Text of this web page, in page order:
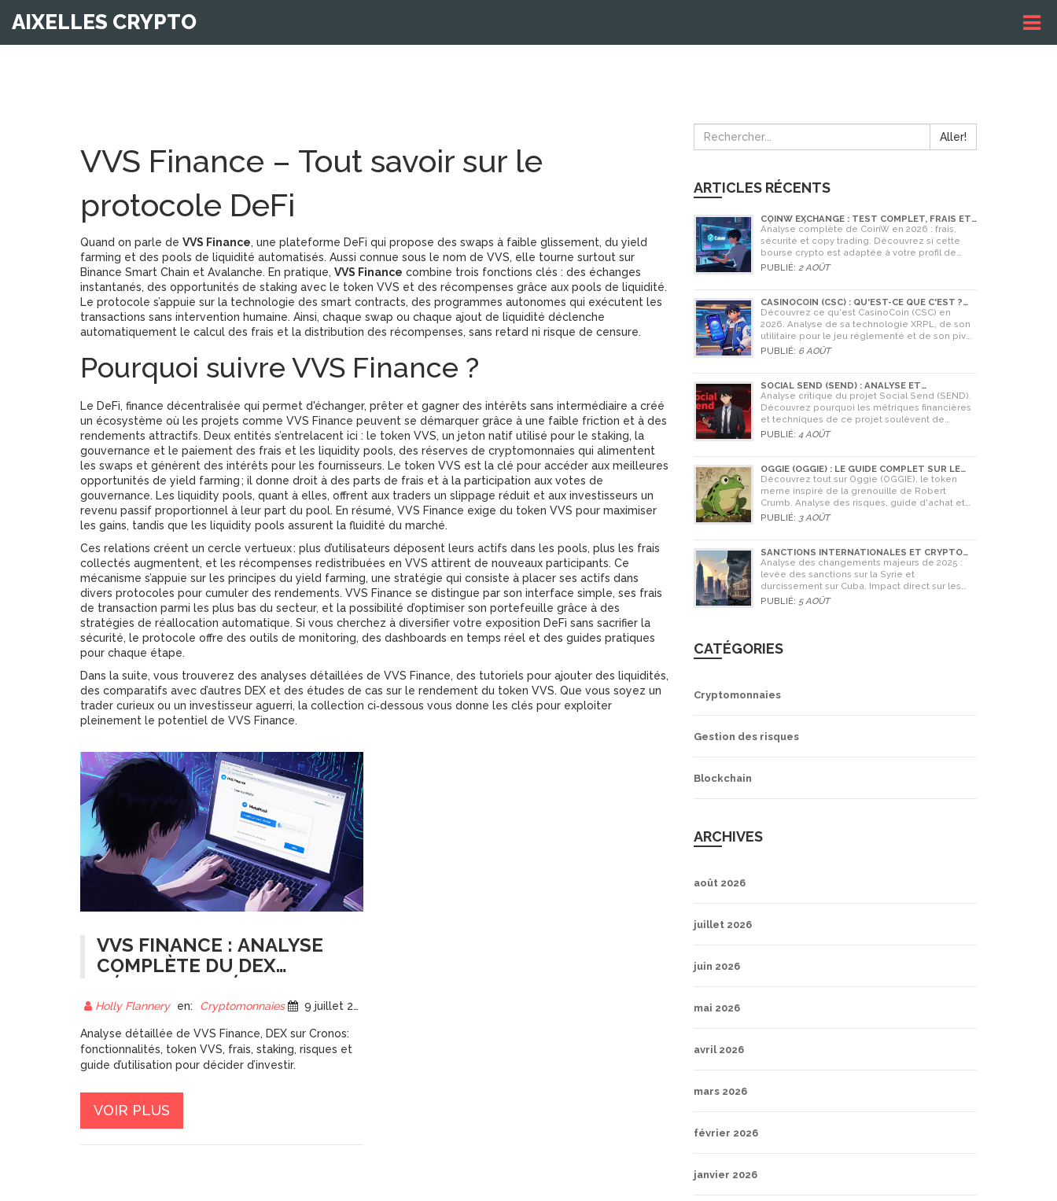
AIXELLES CRYPTO
VVS Finance – Tout savoir sur le
protocole DeFi
Quand on parle de VVS Finance, une plateforme DeFi qui propose des swaps à faible glissement, du yield
farming et des pools de liquidité automatisés. Aussi connue sous le nom de VVS, elle tourne surtout sur
Binance Smart Chain et Avalanche. En pratique, VVS Finance combine trois fonctions clés : des échanges
instantanés, des opportunités de staking avec le token VVS et des récompenses grâce aux pools de liquidité.
Le protocole s’appuie sur la technologie des smart contracts, des programmes autonomes qui exécutent les
transactions sans intervention humaine. Ainsi, chaque swap ou chaque ajout de liquidité déclenche
automatiquement le calcul des frais et la distribution des récompenses, sans retard ni risque de censure.
Pourquoi suivre VVS Finance ?
Le DeFi, finance décentralisée qui permet d'échanger, prêter et gagner des intérêts sans intermédiaire a créé
un écosystème où les projets comme VVS Finance peuvent se démarquer grâce à une faible friction et à des
rendements attractifs. Deux entités s’entrelacent ici : le token VVS, un jeton natif utilisé pour le staking, la
gouvernance et le paiement des frais et les liquidity pools, des réserves de cryptomonnaies qui alimentent
les swaps et génèrent des intérêts pour les fournisseurs. Le token VVS est la clé pour accéder aux meilleures
opportunités de yield farming ; il donne droit à des parts de frais et à la participation aux votes de
gouvernance. Les liquidity pools, quant à elles, offrent aux traders un slippage réduit et aux investisseurs un
revenu passif proportionnel à leur part du pool. En résumé, VVS Finance exige du token VVS pour maximiser
les gains, tandis que les liquidity pools assurent la fluidité du marché.
Ces relations créent un cercle vertueux : plus d’utilisateurs déposent leurs actifs dans les pools, plus les frais
collectés augmentent, et les récompenses redistribuées en VVS attirent de nouveaux participants. Ce
mécanisme s’appuie sur les principes du yield farming, une stratégie qui consiste à placer ses actifs dans
divers protocoles pour cumuler des rendements. VVS Finance se distingue par son interface simple, ses frais
de transaction parmi les plus bas du secteur, et la possibilité d’optimiser son portefeuille grâce à des
stratégies de réallocation automatique. Si vous cherchez à diversifier votre exposition DeFi sans sacrifier la
sécurité, le protocole offre des outils de monitoring, des dashboards en temps réel et des guides pratiques
pour chaque étape.
Dans la suite, vous trouverez des analyses détaillées de VVS Finance, des tutoriels pour ajouter des liquidités,
des comparatifs avec d’autres DEX et des études de cas sur le rendement du token VVS. Que vous soyez un
trader curieux ou un investisseur aguerri, la collection ci‑dessous vous donne les clés pour exploiter
pleinement le potentiel de VVS Finance.
VVS FINANCE : ANALYSE
COMPLÈTE DU DEX
DÉCENTRALISÉ SUR
CRONOS
Holly Flannery en: Cryptomonnaies 9 juillet 2025
Analyse détaillée de VVS Finance, DEX sur Cronos:
fonctionnalités, token VVS, frais, staking, risques et
guide d’utilisation pour décider d’investir.
VOIR PLUS
Aller!
ARTICLES RÉCENTS
COINW EXCHANGE : TEST COMPLET, FRAIS ET
SÉCURITÉ EN 2026
Analyse complète de CoinW en 2026 : frais,
sécurité et copy trading. Découvrez si cette
bourse crypto est adaptée à votre profil de
trader.
PUBLIÉ: 2 AOÛT
CASINOCOIN (CSC) : QU'EST-CE QUE C'EST ?
GUIDE COMPLET, TOKENOMICS ET AVENIR EN
2026
Découvrez ce qu'est CasinoCoin (CSC) en
2026. Analyse de sa technologie XRPL, de son
utilitaire pour le jeu réglementé et de son pivot
stratégique vers LuckyHash.
PUBLIÉ: 6 AOÛT
SOCIAL SEND (SEND) : ANALYSE ET
AVERTISSEMENTS CRITIQUES POUR 2026
Analyse critique du projet Social Send (SEND).
Découvrez pourquoi les métriques financières
et techniques de ce projet soulèvent de
graves doutes quant à sa légitimité en 2026.
PUBLIÉ: 4 AOÛT
OGGIE (OGGIE) : LE GUIDE COMPLET SUR LE
TOKEN MEME DE LA GRENOUILLE
Découvrez tout sur Oggie (OGGIE), le token
meme inspiré de la grenouille de Robert
Crumb. Analyse des risques, guide d'achat et
comparaison avec Pepe.
PUBLIÉ: 3 AOÛT
SANCTIONS INTERNATIONALES ET CRYPTO
EN SYRIE ET CUBA : L'IMPACT MAJEUR DE 2025
Analyse des changements majeurs de 2025 :
levée des sanctions sur la Syrie et
durcissement sur Cuba. Impact direct sur les
banques, le commerce et l'utilisation des
PUBLIÉ: 5 AOÛT
CATÉGORIES
Cryptomonnaies
Gestion des risques
Blockchain
ARCHIVES
août 2026
juillet 2026
juin 2026
mai 2026
avril 2026
mars 2026
février 2026
janvier 2026